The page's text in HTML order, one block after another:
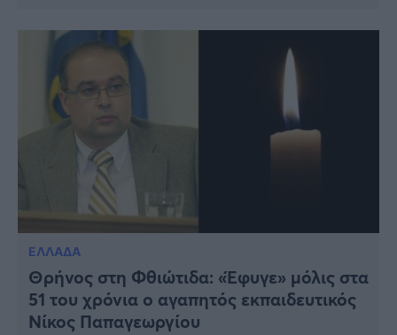
ΕΛΛΑΔΑ
Θρήνος στη Φθιώτιδα: «Έφυγε» μόλις στα
51 του χρόνια ο αγαπητός εκπαιδευτικός
Νίκος Παπαγεωργίου